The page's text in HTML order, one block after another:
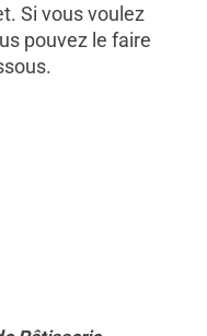
Si vous voulez
pouvez le faire